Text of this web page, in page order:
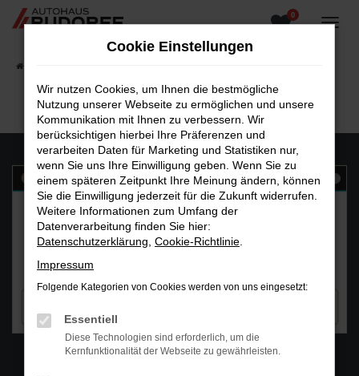
Zum
0
WhatsAPP
Cookie Einstellungen
Wir nutzen Cookies, um Ihnen die bestmögliche
Nutzung unserer Webseite zu ermöglichen und unsere
Kommunikation mit Ihnen zu verbessern. Wir
berücksichtigen hierbei Ihre Präferenzen und
verarbeiten Daten für Marketing und Statistiken nur,
wenn Sie uns Ihre Einwilligung geben. Wenn Sie zu
einem späteren Zeitpunkt Ihre Meinung ändern, können
Sie die Einwilligung jederzeit für die Zukunft widerrufen.
Weitere Informationen zum Umfang der
Datenverarbeitung finden Sie hier:
Datenschutzerklärung Cookie-Richtlinie
Impressum
Folgende Kategorien von Cookies werden von uns eingesetzt:
Essentiell
Diese Technologien sind erforderlich, um die
Kernfunktionalität der Webseite zu gewährleisten.